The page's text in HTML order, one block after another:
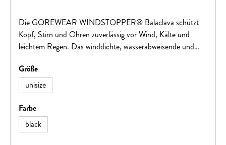
Die GOREWEAR WINDSTOPPER® Balaclava schützt
Kopf, Stirn und Ohren zuverlässig vor Wind, Kälte und
leichtem Regen. Das winddichte, wasserabweisende und
sorgt für ein angenehmes Trageklima, während Thermo-
Stretch-Einsätze optimale Bewegungsfreiheit bieten.
Flachnähte minimieren Druckstellen und reflektierende
Details erhöhen die Sichtbarkeit – ideal für Radtouren und
Outdoor-Aktivitäten bei kaltem Wetter.Material 100%
Polyester
Größeauswählen
unisize
Farbeauswählen
black